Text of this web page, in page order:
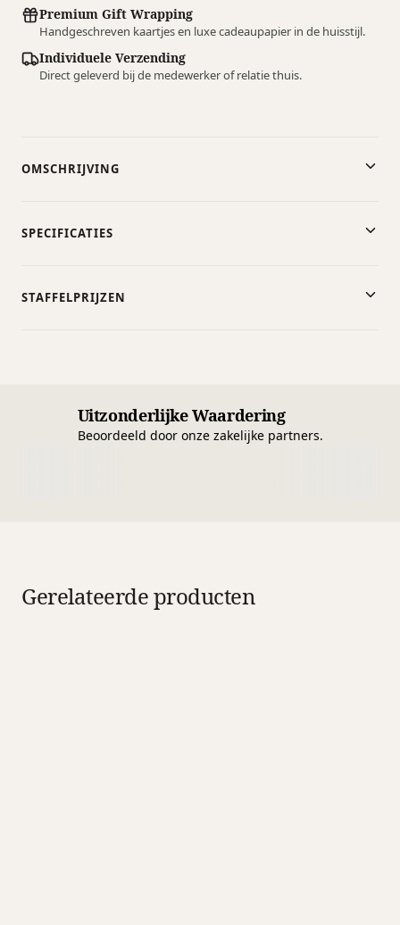
Premium Gift Wrapping
Handgeschreven kaartjes en luxe cadeaupapier in de huisstijl.
Individuele Verzending
Direct geleverd bij de medewerker of relatie thuis.
OMSCHRIJVING
SPECIFICATIES
STAFFELPRIJZEN
Uitzonderlijke Waardering
Beoordeeld door onze zakelijke partners.
Gerelateerde producten